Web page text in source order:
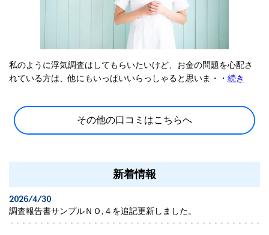
私のように浮気調査はしてもらいたいけど、お金の問題を心配さ
れている方は、他にもいっぱいいらっしゃると思いま・・ 続き
その他の口コミはこちらへ
新着情報
2026/4/30
調査報告書サンプルＮＯ,４を追記更新しました。